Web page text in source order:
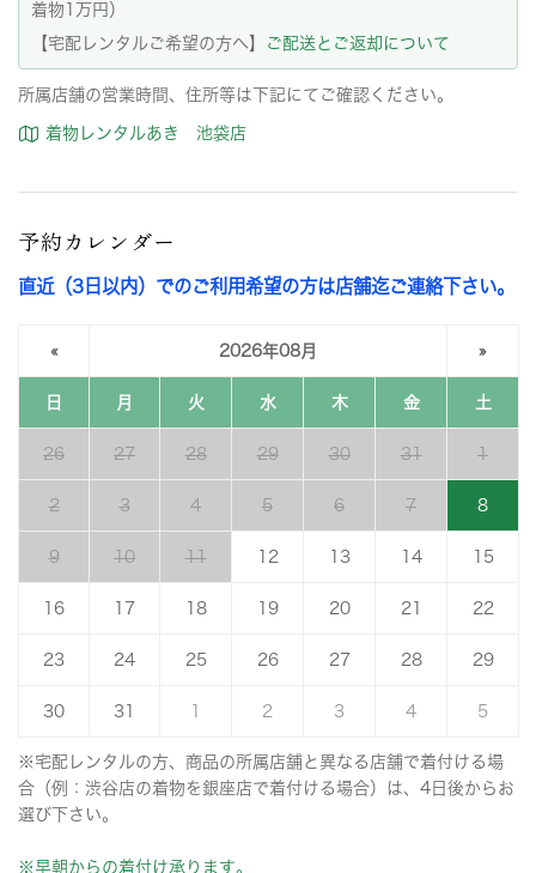
着物1万円）
【宅配レンタルご希望の方へ】
ご配送とご返却について
所属店舗の営業時間、住所等は下記にてご確認ください。
着物レンタルあき 池袋店
予約カレンダー
直近（3日以内）でのご利用希望の方は店舗迄ご連絡下さい。
« 2026年08月 »
日 月 火 水 木 金 土
26 27 28 29 30 31 1
2 3 4 5 6 7 8
9 10 11 12 13 14 15
16 17 18 19 20 21 22
23 24 25 26 27 28 29
30 31 2 3 4 5
※宅配レンタルの方、商品の所属店舗と異なる店舗で着付ける場
合（例：渋谷店の着物を銀座店で着付ける場合）は、4日後からお
選び下さい。
※早朝からの着付け承ります。